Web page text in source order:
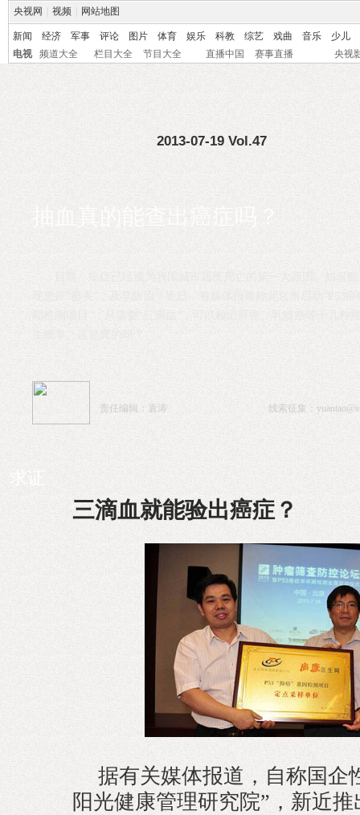
央视网 视频 网站地图
新闻 经济 军事 评论 图片 体育 娱乐 科教 综艺 戏曲 音乐
少儿
电视
频道大全 栏目大全 节目大全 直播中国 赛事直播 央视
2013-07-19 Vol.47
抽血真的能查出癌症吗？
责任编辑：袁涛 线索征集：
求证
三滴血就能验出癌症？
据有关媒体报道，自称国企
阳光健康管理研究院”，新近